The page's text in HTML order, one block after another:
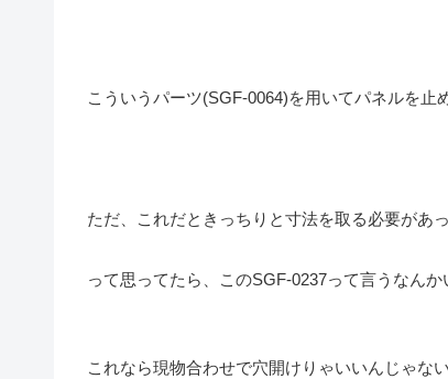
こういうパーツ(SGF-0064)を用いてパネルを止
ただ、これだときっちりと寸法を取る必要があ
って思ってたら、このSGF-0237って言うなんか
これなら現物合わせで穴開けりゃいいんじゃな